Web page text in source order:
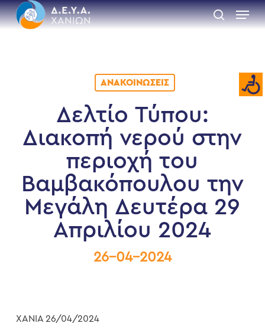
Skip
to
main
search
Menu
ΑΝΑΚΟΙΝΏΣΕΙΣ
Δελτίο Τύπου:
Διακοπή νερού στην
περιοχή του
Βαμβακόπουλου την
Μεγάλη Δευτέρα 29
Απριλίου 2024
26-04-2024
ΧΑΝΙΑ 26/04/2024